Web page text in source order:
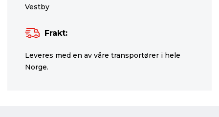
Vestby
Frakt:
Leveres med en av våre transportører i hele
Norge.